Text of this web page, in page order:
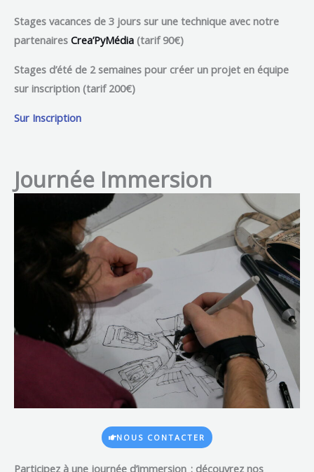
Stages vacances de 3 jours sur une technique avec notre
partenaires Crea’PyMédia (tarif 90€)
Stages d’été de 2 semaines pour créer un projet en équipe
sur inscription (tarif 200€)
Sur Inscription
Journée Immersion
NOUS CONTACTER
Participez à une journée d’immersion : découvrez nos